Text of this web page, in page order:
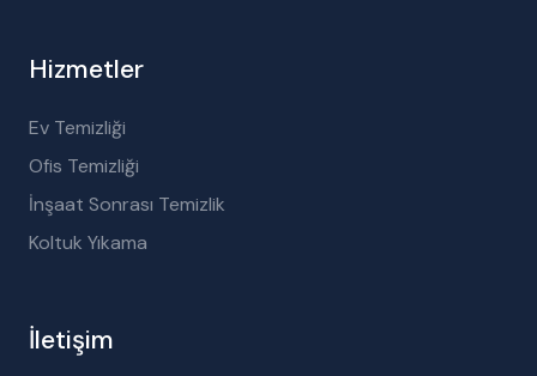
Hizmetler
Ev Temizliği
Ofis Temizliği
İnşaat Sonrası Temizlik
Koltuk Yıkama
İletişim